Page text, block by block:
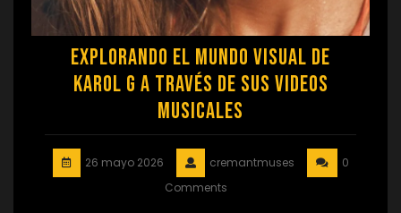
Explorando el Mundo Visual de
Karol G a Través de sus Videos
Musicales
26 mayo 2026 cremantmuses
0
Comments